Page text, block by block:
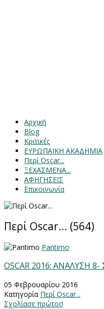
Αρχική
Blog
Κριτικές
ΕΥΡΩΠΑΙΚΗ ΑΚΑΔΗΜΙΑ
Περί Oscar...
ΞΕΧΑΣΜΕΝΑ...
ΑΦΗΓΗΣΕΙΣ
Επικοινωνία
Περί Oscar... (564)
Pantimo
OSCAR 2016: ΑΝΑΛΥΣΗ
05 Φεβρουαρίου 2016
Κατηγορία Περί Oscar...
Σχολίασε πρώτος!